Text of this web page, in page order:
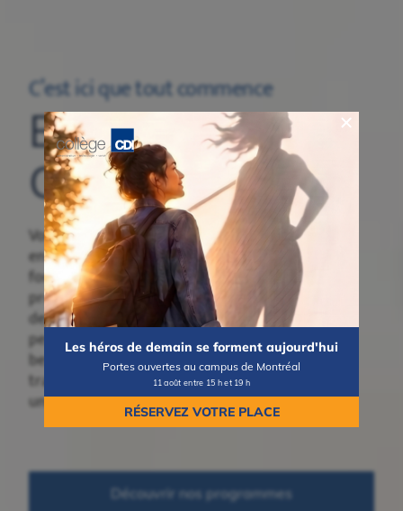
Les héros de demain se forment aujourd'hui
Portes ouvertes au campus de Montréal
11 août entre 15 h et 19 h
RÉSERVEZ VOTRE PLACE
C’est ici que tout commence
Bienvenue au
Collège CDI
Vous songez à
entreprendre une
formation collégiale ou
professionnelle? Découvrez
des programmes concrets,
pensés pour répondre aux
besoins du marché du
travail et vous mener vers
une carrière valorisante.
Découvrir nos programmes